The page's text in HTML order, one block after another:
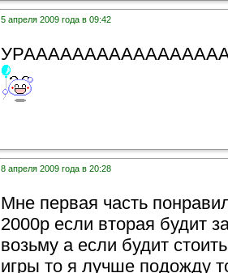
5 апреля 2009 года в 09:42
8 апреля 2009 года в 20:28
Мне первая часть
2000р если вторая будит
возьму а если будит
игры то я лучше подожду